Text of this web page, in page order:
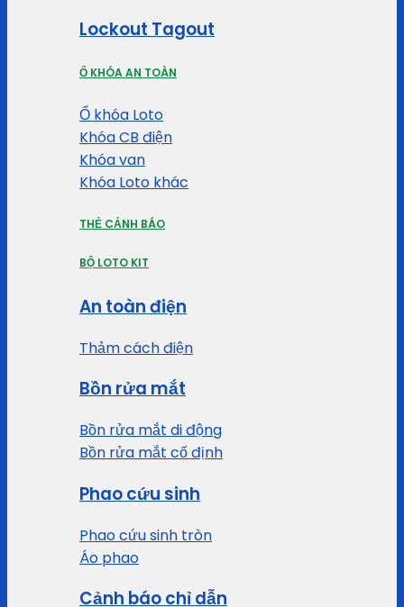
Lockout Tagout
Ổ KHÓA AN TOÀN
Ổ khóa Loto
Khóa CB điện
Khóa van
Khóa Loto khác
THẺ CẢNH BÁO
BỘ LOTO KIT
An toàn điện
Thảm cách điện
Bồn rửa mắt
Bồn rửa mắt di động
Bồn rửa mắt cố định
Phao cứu sinh
Phao cứu sinh tròn
Áo phao
Cảnh báo chỉ dẫn